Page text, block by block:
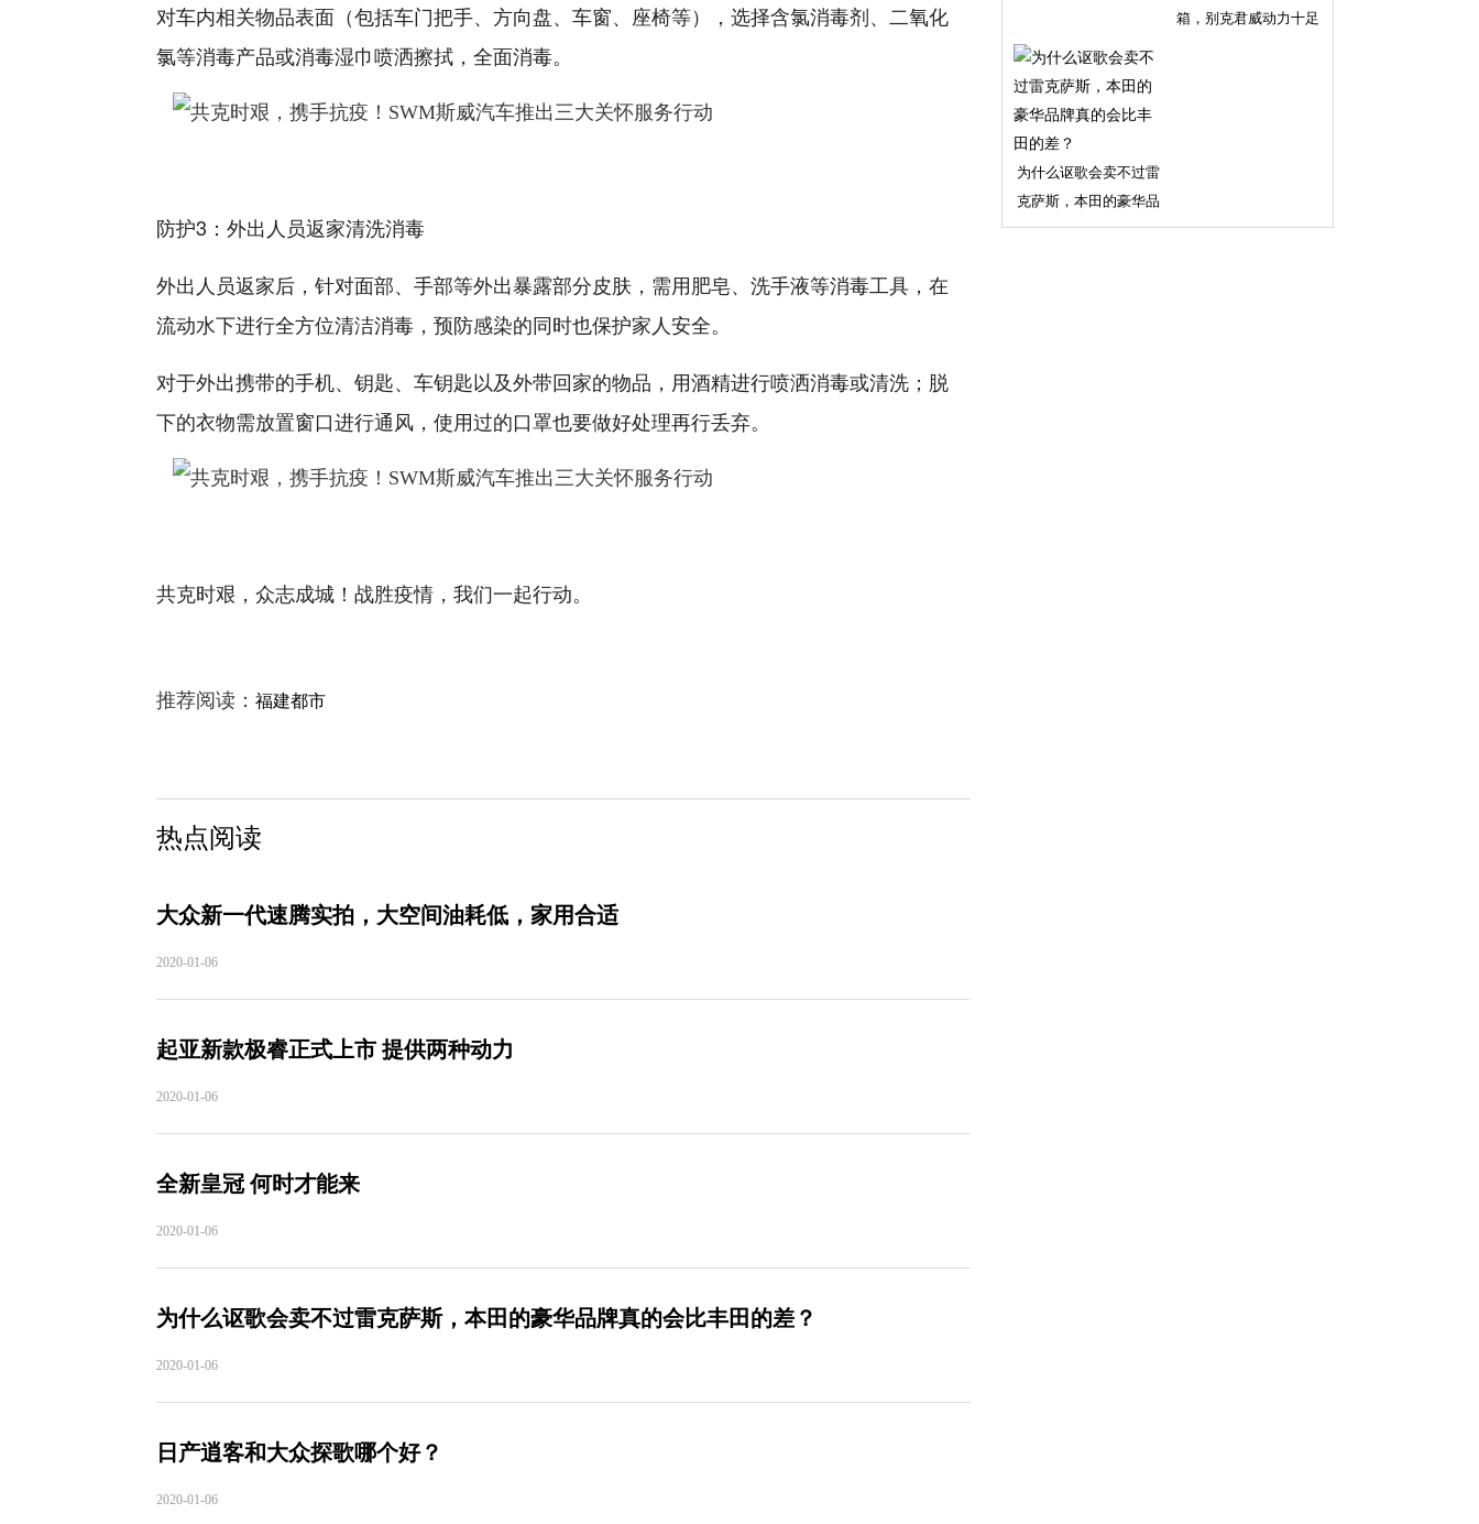
对车内相关物品表面（包括车门把手、方向盘、车窗、座椅等），选择含氯消毒剂、二氧化
氯等消毒产品或消毒湿巾喷洒擦拭，全面消毒。
防护3：外出人员返家清洗消毒
外出人员返家后，针对面部、手部等外出暴露部分皮肤，需用肥皂、洗手液等消毒工具，在
流动水下进行全方位清洁消毒，预防感染的同时也保护家人安全。
对于外出携带的手机、钥匙、车钥匙以及外带回家的物品，用酒精进行喷洒消毒或清洗；脱
下的衣物需放置窗口进行通风，使用过的口罩也要做好处理再行丢弃。
共克时艰，众志成城！战胜疫情，我们一起行动。
推荐阅读： 福建都市
热点阅读
大众新一代速腾实拍，大空间油耗低，家用合适
2020-01-06
起亚新款极睿正式上市 提供两种动力
2020-01-06
全新皇冠 何时才能来
2020-01-06
为什么讴歌会卖不过雷克萨斯，本田的豪华品牌真的会比丰田的差？
2020-01-06
日产逍客和大众探歌哪个好？
2020-01-06
箱，别克君威动力十足
为什么讴歌会卖不过雷
克萨斯，本田的豪华品